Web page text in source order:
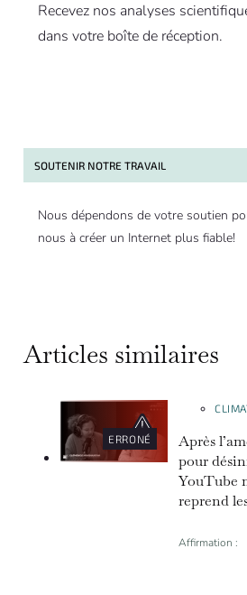
Recevez nos analyses
dans votre boîte de réception.
SOUTENIR NOTRE TRAVAIL
Nous dépendons de votre soutien
nous à créer un Internet plus fiable!
Articles similaires
ERRONÉ
Après
pour
YouTube
reprend
Affirmation :